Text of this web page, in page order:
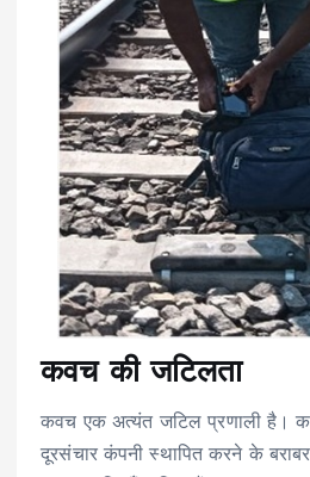
कवच की जटिलता
कवच एक अत्यंत जटिल प्रणाली है।
दूरसंचार कंपनी स्थापित करने के